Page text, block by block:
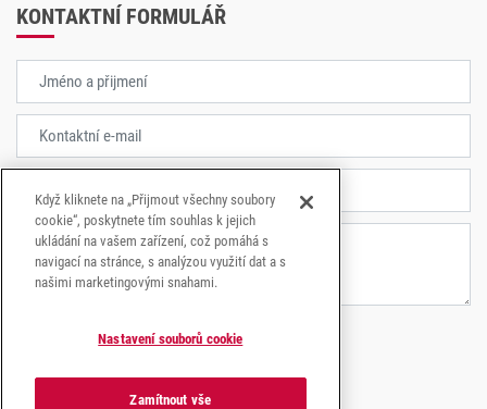
KONTAKTNÍ FORMULÁŘ
Souhlasím sezpracování osobních údajů.
Když kliknete na „Přijmout všechny soubory
cookie“, poskytnete tím souhlas k jejich
ukládání na vašem zařízení, což pomáhá s
navigací na stránce, s analýzou využití dat a s
našimi marketingovými snahami.
Nastavení souborů cookie
Zamítnout vše